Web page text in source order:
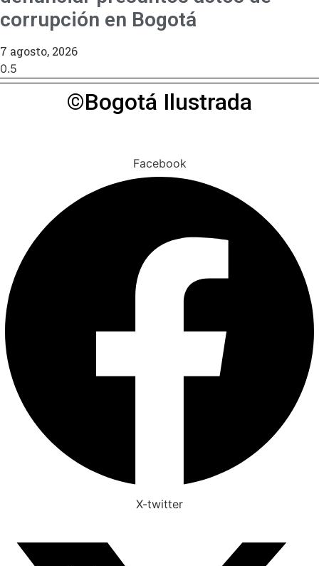
corrupción en Bogotá
7 agosto, 2026
©Bogotá Ilustrada
Facebook
X-twitter